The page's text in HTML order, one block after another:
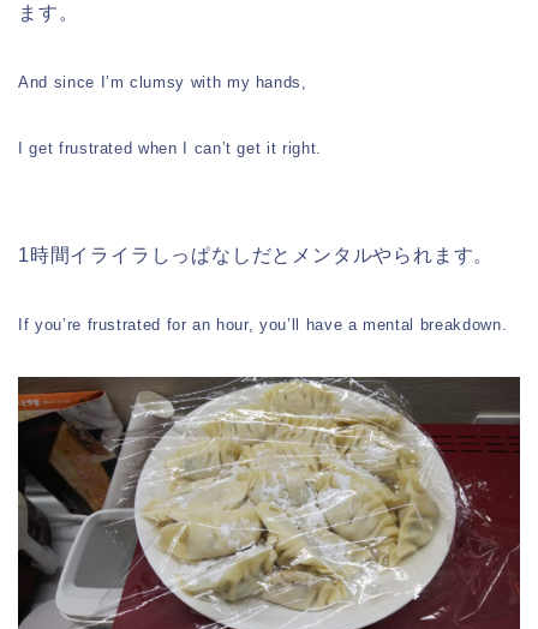
ます。
And since I’m clumsy with my hands,
I get frustrated when I can’t get it right.
1時間イライラしっぱなしだとメンタルやられます。
If you’re frustrated for an hour, you’ll have a mental breakdown.